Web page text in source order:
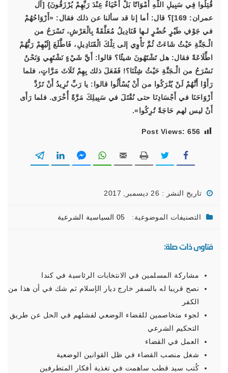
قُتِلُوا فِي سَبِيلِ اللَّهِ أَمْوَاتًا بَلْ أَحْيَاءٌ عِنْدَ رَبِّهِمْ يُرْزَقُونَ} [آل
عمران: 169]؟ قال: أما إنا قد سألنا عن ذلك فقال: «أَرْوَاحُهُمْ
في جَوْفِ طَيْرٍ خُضْرٍ لـها قَنَادِيلُ مُعَلَّقَةٌ بِالْعَرْشِ، تَسْرَحُ من
الْـجَنَّةِ حَيْثُ شَاءَتْ ثُمَّ تَأْوِي إلى تِلْكَ الْقَنَادِيلِ، فَاطَّلَعَ إِلَيْهِمْ رَبُّهُمْ
اطِّلَاعَةً فقال: هل تَشْتَهُونَ شيئًا؟ قالوا: أَيَّ شَيْءٍ نَشْتَهِي وَنَحْنُ
نَسْرَحُ من الْـجَنَّةِ حَيْثُ شِئْنَا؟! فَفَعَلَ ذلك بِهِمْ ثَلَاثَ مَرَّاتٍ، فلما
رَأَوْا أَنَّهُمْ لَنْ يُتْرَكُوا من أَنْ يُسْأَلُوا قالوا: يا رَبِّ نُرِيدُ أَنْ تَرُدَّ
أَرْوَاحَنَا في أَجْسَادِنَا حتى نُقْتَلَ في سَبِيلِكَ مَرَّةً أُخْرَى. فلما رَأَى
أَنْ ليس لهم حَاجَةٌ تُرِكُوا».
Post Views: 656
تاريخ النشر : 26 ديسمبر, 2017
التصنيفات الموضوعية: 05 السياسية الشرعية
فتاوى ذات صلة:
مشاركة المسلمين في الانتخابات الرئاسية في كندا
نصح قريبا له بالسفر خارج ديار الإسلام ثم شك في أن هذا من
الكفر
لجوء متخاصمين للقضاء الوضعي لفشلهم في الحل عن طريق
التحكيم الشرعي
العمل في القضاء
شغل منصب القضاء في ظل القوانين الوضعية
كُتب سيد قطب ساهمت في تغذية أفكار المتطرفين